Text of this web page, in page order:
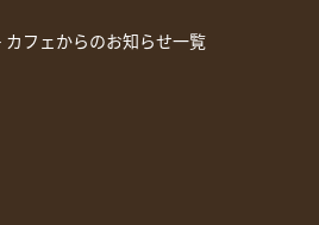
フェからのお知らせ一覧